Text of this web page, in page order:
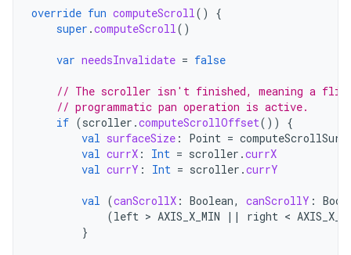
override fun computeScroll()
{
super .computeScroll()
var needsInvalidate = false
// The scroller isn't finished, meaning a
// programmatic pan operation is active.
if (scroller .computeScrollOffset())
{
val surfaceSize : Point =
val currX : Int = scroller .currX
val currY : Int = scroller .currY
val (canScrollX : Boolean, canScrollY :
(left > AXIS_X_MIN || right <
}